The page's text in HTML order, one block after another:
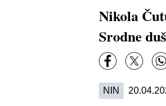
Nikola
Srodne
NIN